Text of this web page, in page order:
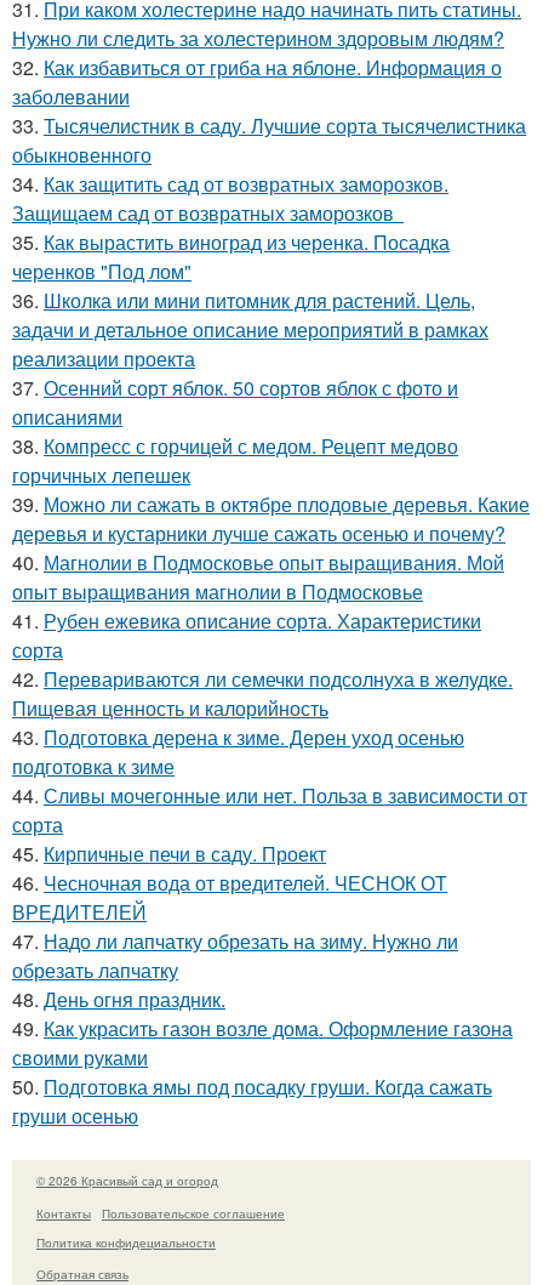
31. При каком холестерине надо начинать пить статины.
Нужно ли следить за холестерином здоровым людям?
32. Как избавиться от гриба на яблоне. Информация о
заболевании
33. Тысячелистник в саду. Лучшие сорта тысячелистника
обыкновенного
34. Как защитить сад от возвратных заморозков.
Защищаем сад от возвратных заморозков
35. Как вырастить виноград из черенка. Посадка
черенков "Под лом"
36. Школка или мини питомник для растений. Цель,
задачи и детальное описание мероприятий в рамках
реализации проекта
37. Осенний сорт яблок. 50 сортов яблок с фото и
описаниями
38. Компресс с горчицей с медом. Рецепт медово
горчичных лепешек
39. Можно ли сажать в октябре плодовые деревья. Какие
деревья и кустарники лучше сажать осенью и почему?
40. Магнолии в Подмосковье опыт выращивания. Мой
опыт выращивания магнолии в Подмосковье
41. Рубен ежевика описание сорта. Характеристики
сорта
42. Перевариваются ли семечки подсолнуха в желудке.
Пищевая ценность и калорийность
43. Подготовка дерена к зиме. Дерен уход осенью
подготовка к зиме
44. Сливы мочегонные или нет. Польза в зависимости от
сорта
45. Кирпичные печи в саду. Проект
46. Чесночная вода от вредителей. ЧЕСНОК ОТ
ВРЕДИТЕЛЕЙ
47. Надо ли лапчатку обрезать на зиму. Нужно ли
обрезать лапчатку
48. День огня праздник.
49. Как украсить газон возле дома. Оформление газона
своими руками
50. Подготовка ямы под посадку груши. Когда сажать
груши осенью
© 2026 Красивый сад и огород
Контакты
Пользовательское соглашение
Политика конфидециальности
Обратная связь